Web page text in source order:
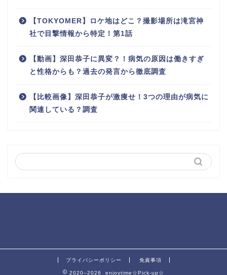
【TOKYOMER】ロケ地はどこ？撮影場所は滝宮神
社で目撃情報から特定！第1話
【動画】深田恭子に異変？！病気の原因は働きすぎ
と性格からも？過去の発言から徹底調査
【比較画像】深田恭子が激痩せ！3つの理由が病気に
関連している？調査
プライバシーポリシー 免責事項
2020–2026 enjoytime☆Pick-up☆